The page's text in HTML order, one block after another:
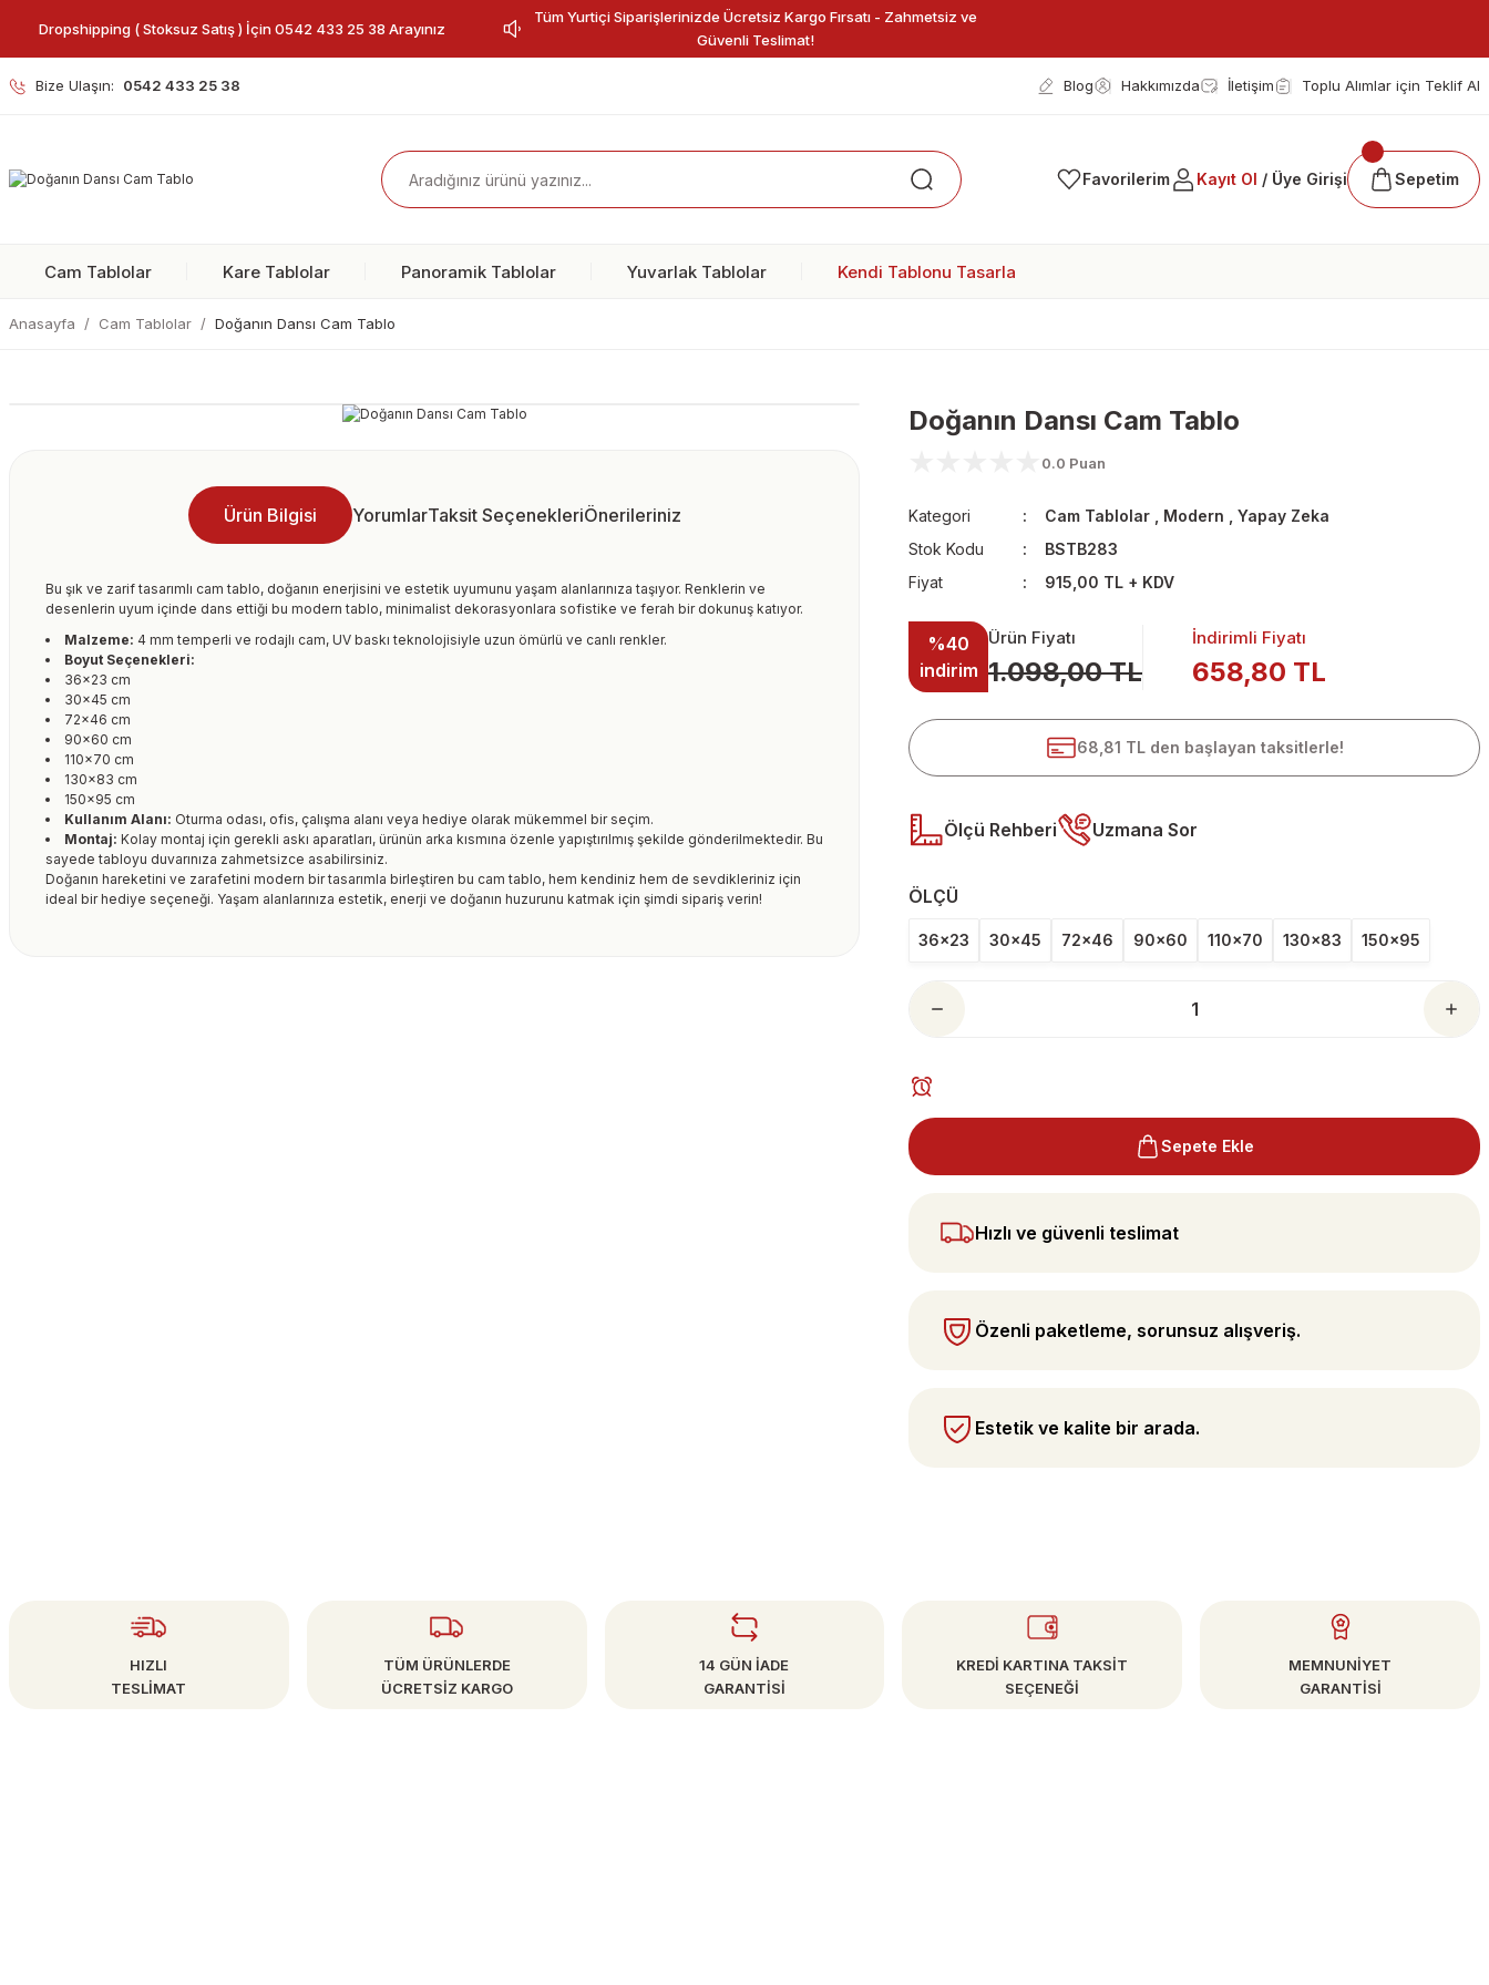
Dropshipping ( Stoksuz Satış ) İçin 0542 433 25 38 Arayınız
Tüm Yurtiçi Siparişlerinizde Ücretsiz Kargo Fırsatı - Zahmetsiz ve
Güvenli Teslimat!
Bize Ulaşın: 0542 433 25 38 Blog Hakkımızda İletişim Toplu Alımlar için Teklif Al
Favorilerim Kayıt Ol / Üye Girişi Sepetim
Cam Tablolar Kare Tablolar Panoramik Tablolar Yuvarlak Tablolar Kendi Tablonu Tasarla
Anasayfa Cam Tablolar Doğanın Dansı Cam Tablo
Ürün Bilgisi YorumlarTaksit SeçenekleriÖnerileriniz
Bu şık ve zarif tasarımlı cam tablo, doğanın enerjisini ve estetik uyumunu yaşam alanlarınıza taşıyor. Renklerin ve
desenlerin uyum içinde dans ettiği bu modern tablo, minimalist dekorasyonlara sofistike ve ferah bir dokunuş katıyor.
Malzeme: 4 mm temperli ve rodajlı cam, UV baskı teknolojisiyle uzun ömürlü ve canlı renkler.
Boyut Seçenekleri:
36×23 cm
30×45 cm
72×46 cm
90×60 cm
110×70 cm
130×83 cm
150×95 cm
Kullanım Alanı: Oturma odası, ofis, çalışma alanı veya hediye olarak mükemmel bir seçim.
Montaj: Kolay montaj için gerekli askı aparatları, ürünün arka kısmına özenle yapıştırılmış şekilde gönderilmektedir. Bu
sayede tabloyu duvarınıza zahmetsizce asabilirsiniz.
Doğanın hareketini ve zarafetini modern bir tasarımla birleştiren bu cam tablo, hem kendiniz hem de sevdikleriniz için
ideal bir hediye seçeneği. Yaşam alanlarınıza estetik, enerji ve doğanın huzurunu katmak için şimdi sipariş verin!
Doğanın Dansı Cam Tablo
0.0 Puan
Kategori Cam Tablolar Modern ,Yapay Zeka
Stok Kodu
BSTB283
Fiyat
915,00 TL + KDV
%40
indirim
Ürün Fiyatı
1.098,00 TL
İndirimli Fiyatı
658,80 TL
68,81 TL den başlayan taksitlerle!
Ölçü Rehberi Uzmana Sor
ÖLÇÜ
36x23 30x45 72x46 90x60 110x70 130x83 150x95
Sepete Ekle
Hızlı ve güvenli teslimat
Özenli paketleme, sorunsuz alışveriş.
Estetik ve kalite bir arada.
HIZLI
TESLİMAT
TÜM ÜRÜNLERDE
ÜCRETSİZ KARGO
14 GÜN İADE
GARANTİSİ
KREDİ KARTINA TAKSİT
SEÇENEĞİ
MEMNUNİYET
GARANTİSİ